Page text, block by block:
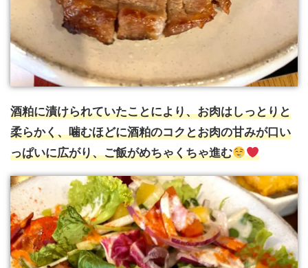
酒粕に漬けられていたことにより、お肉はしっとりと
柔らかく、噛むほどに酒粕のコクとお肉の甘みが口い
っぱいに広がり、ご飯がめちゃくちゃ進む